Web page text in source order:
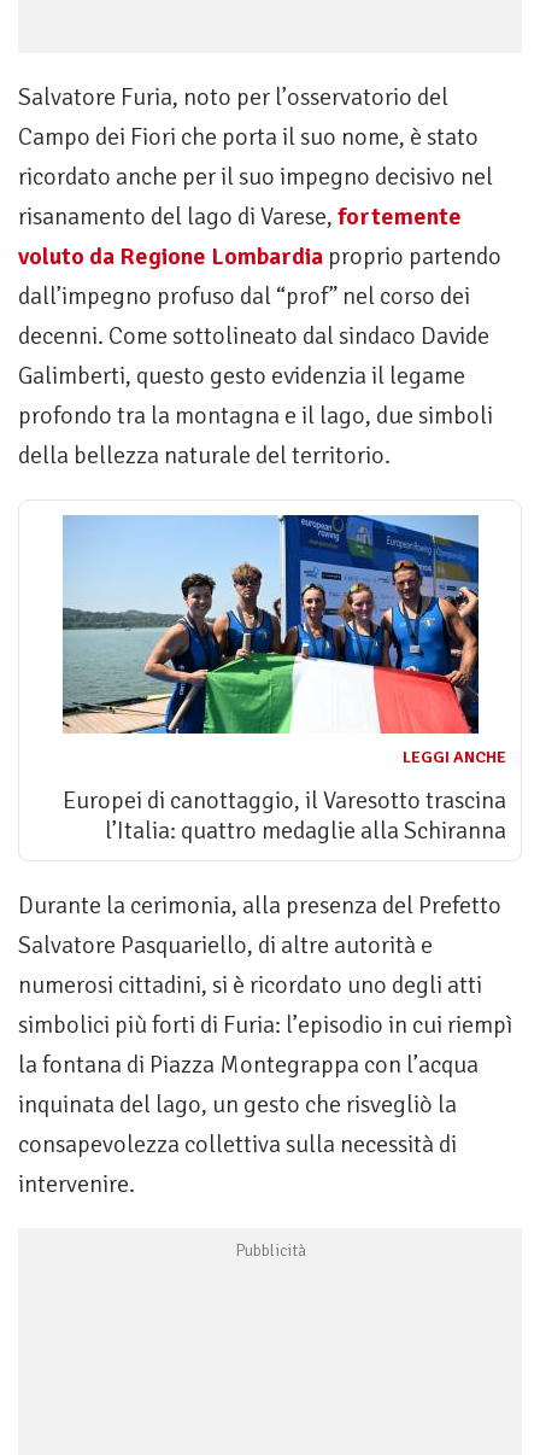
Salvatore Furia, noto per l’osservatorio del
Campo dei Fiori che porta il suo nome, è stato
ricordato anche per il suo impegno decisivo nel
risanamento del lago di Varese, fortemente
voluto da Regione Lombardia proprio partendo
dall’impegno profuso dal “prof” nel corso dei
decenni. Come sottolineato dal sindaco Davide
Galimberti, questo gesto evidenzia il legame
profondo tra la montagna e il lago, due simboli
della bellezza naturale del territorio.
LEGGI ANCHE
Europei di canottaggio, il Varesotto trascina
l’Italia: quattro medaglie alla Schiranna
Durante la cerimonia, alla presenza del Prefetto
Salvatore Pasquariello, di altre autorità e
numerosi cittadini, si è ricordato uno degli atti
simbolici più forti di Furia: l’episodio in cui riempì
la fontana di Piazza Montegrappa con l’acqua
inquinata del lago, un gesto che risvegliò la
consapevolezza collettiva sulla necessità di
intervenire.